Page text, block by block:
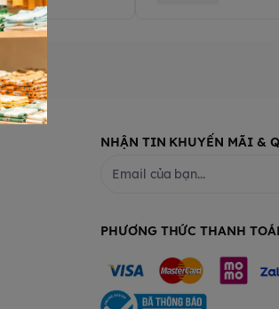
NHẬN TIN KHUYẾN MÃI &
PHƯƠNG THỨC THANH